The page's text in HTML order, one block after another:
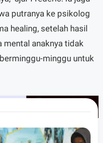
putranya ke psikolog
healing, setelah hasil
mental anaknya tidak
minggu untuk